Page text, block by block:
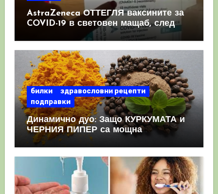
AstraZeneca ОТТЕГЛЯ ваксините за
COVID-19 в световен мащаб, след
като призна, че те причиняват
КРЪВНИ съсиреци
билки
здравословни рецепти
подправки
Динамично дуо: Защо КУРКУМАТА и
ЧЕРНИЯ ПИПЕР са мощна
комбинация